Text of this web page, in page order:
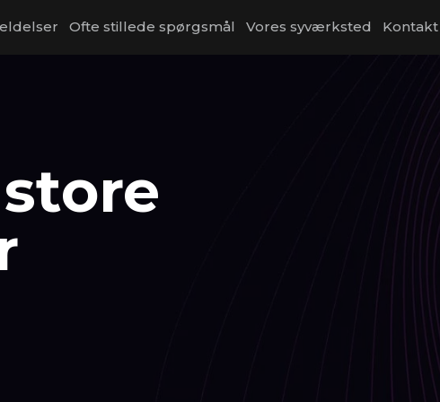
Ofte stillede spørgsmål Vores syværksted Kontakt